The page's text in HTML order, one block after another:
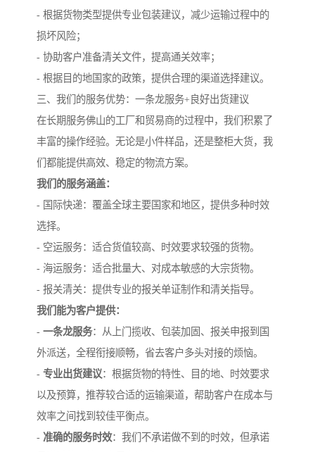
- 根据货物类型提供专业包装建议，减少运输过程中的
损坏风险；
- 协助客户准备清关文件，提高通关效率；
- 根据目的地国家的政策，提供合理的渠道选择建议。
三、我们的服务优势：一条龙服务+良好出货建议
在长期服务佛山的工厂和贸易商的过程中，我们积累了
丰富的操作经验。无论是小件样品，还是整柜大货，我
们都能提供高效、稳定的物流方案。
我们的服务涵盖：
- 国际快递：覆盖全球主要国家和地区，提供多种时效
选择。
- 空运服务：适合货值较高、时效要求较强的货物。
- 海运服务：适合批量大、对成本敏感的大宗货物。
- 报关清关：提供专业的报关单证制作和清关指导。
我们能为客户提供：
- 一条龙服务：从上门揽收、包装加固、报关申报到国
外派送，全程衔接顺畅，省去客户多头对接的烦恼。
- 专业出货建议：根据货物的特性、目的地、时效要求
以及预算，推荐较合适的运输渠道，帮助客户在成本与
效率之间找到较佳平衡点。
- 准确的服务时效：我们不承诺做不到的时效，但承诺